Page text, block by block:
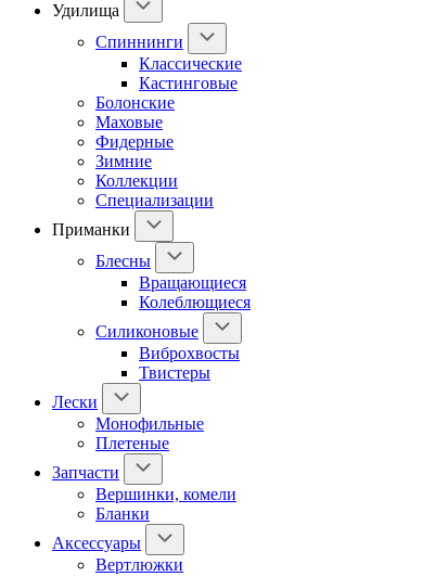
Удилища
Спиннинги
Классические
Кастинговые
Болонские
Маховые
Фидерные
Зимние
Коллекции
Специализации
Приманки
Блесны
Вращающиеся
Колеблющиеся
Силиконовые
Виброхвосты
Твистеры
Лески
Монофильные
Плетеные
Запчасти
Вершинки, комели
Бланки
Аксессуары
Вертлюжки